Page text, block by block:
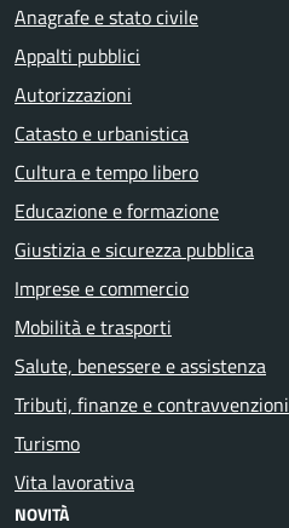
Anagrafe e stato civile
Appalti pubblici
Autorizzazioni
Catasto e urbanistica
Cultura e tempo libero
Educazione e formazione
Giustizia e sicurezza pubblica
Imprese e commercio
Mobilità e trasporti
Salute, benessere e assistenza
Tributi, finanze e contravvenzioni
Turismo
Vita lavorativa
NOVITÀ